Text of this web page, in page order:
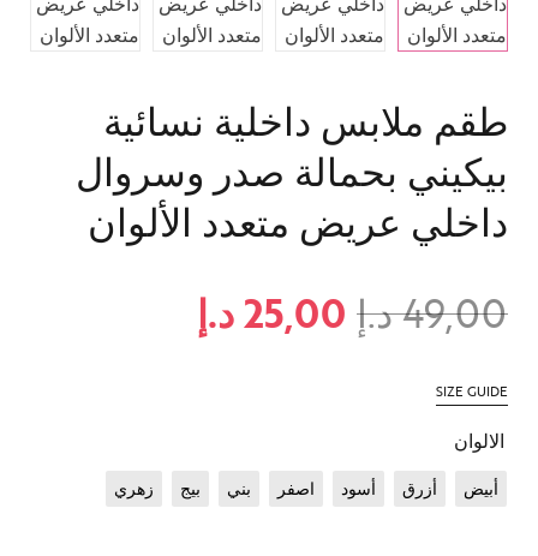
طقم ملابس داخلية نسائية
بيكيني بحمالة صدر وسروال
داخلي عريض متعدد الألوان
49,00د.إ 25,00د.إ
SIZE GUIDE
الالوان
أبيض أزرق أسود اصفر بني بيج زهري